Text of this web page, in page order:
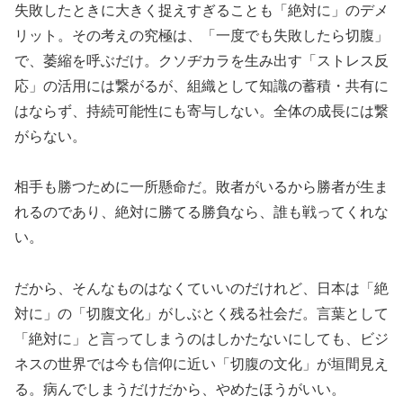
失敗したときに大きく捉えすぎることも「絶対に」のデメ
リット。その考えの究極は、「一度でも失敗したら切腹」
で、萎縮を呼ぶだけ。クソヂカラを生み出す「ストレス反
応」の活用には繋がるが、組織として知識の蓄積・共有に
はならず、持続可能性にも寄与しない。全体の成長には繋
がらない。
相手も勝つために一所懸命だ。敗者がいるから勝者が生ま
れるのであり、絶対に勝てる勝負なら、誰も戦ってくれな
い。
だから、そんなものはなくていいのだけれど、日本は「絶
対に」の「切腹文化」がしぶとく残る社会だ。言葉として
「絶対に」と言ってしまうのはしかたないにしても、ビジ
ネスの世界では今も信仰に近い「切腹の文化」が垣間見え
る。病んでしまうだけだから、やめたほうがいい。